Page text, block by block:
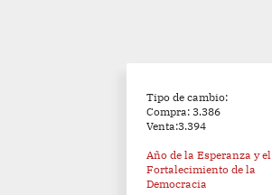
Tipo de cambio:
Compra: 3.386
Venta:3.394
Año de la Esperanza y el
Fortalecimiento de la
Democracia